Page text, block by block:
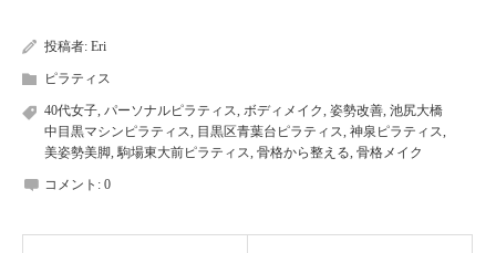
投稿者: Eri
ピラティス
40代女子, パーソナルピラティス, ボディメイク, 姿勢改善, 池尻大橋
中目黒マシンピラティス, 目黒区青葉台ピラティス, 神泉ピラティス,
美姿勢美脚,駒場東大前ピラティス, 骨格から整える, 骨格メイク
コメント: 0